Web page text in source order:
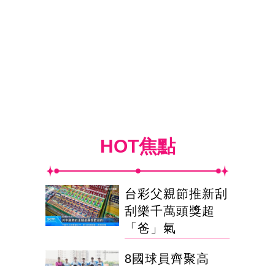
HOT焦點
台彩父親節推新刮
刮樂千萬頭獎超
「爸」氣
8國球員齊聚高